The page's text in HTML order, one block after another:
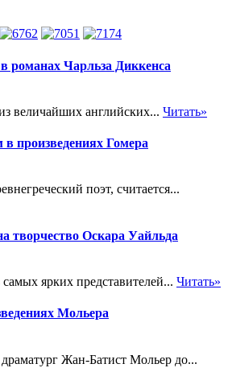
романах Чарльза Диккенса
величайших английских... Читать»
произведениях Гомера
поэт, считается...
творчество Оскара Уайльда
ярких представителей... Читать»
Мольера
Жан-Батист Мольер до...